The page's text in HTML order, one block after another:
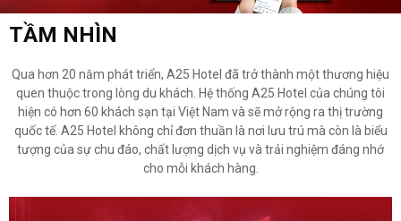
TẦM NHÌN
Qua hơn 20 năm phát triển, A25 Hotel đã trở thành một thương hiệu
quen thuộc trong lòng du khách. Hệ thống A25 Hotel của chúng tôi
hiện có hơn 60 khách sạn tại Việt Nam và sẽ mở rộng ra thị trường
quốc tế. A25 Hotel không chỉ đơn thuần là nơi lưu trú mà còn là biểu
tượng của sự chu đáo, chất lượng dịch vụ và trải nghiệm đáng nhớ
cho mỗi khách hàng.